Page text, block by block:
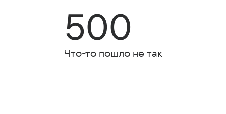
500
Что-то пошло не так